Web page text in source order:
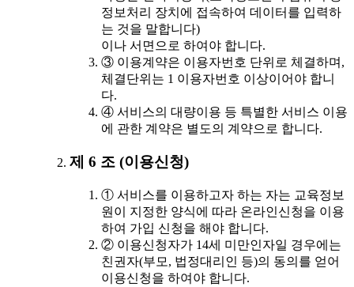
정보처리 장치에 접속하여 데이터를 입력하
는 것을 말합니다)
이나 서면으로 하여야 합니다.
③ 이용계약은 이용자번호 단위로 체결하며,
체결단위는 1 이용자번호 이상이어야 합니
다.
④ 서비스의 대량이용 등 특별한 서비스 이용
에 관한 계약은 별도의 계약으로 합니다.
제 6 조 (이용신청)
① 서비스를 이용하고자 하는 자는 교육정보
원이 지정한 양식에 따라 온라인신청을 이용
하여 가입 신청을 해야 합니다.
② 이용신청자가 14세 미만인자일 경우에는
친권자(부모, 법정대리인 등)의 동의를 얻어
이용신청을 하여야 합니다.